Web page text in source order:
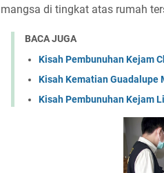
mangsa di tingkat atas rumah
BACA JUGA
Kisah Pembunuhan Kejam
Kisah Kematian Guadalupe
Kisah Pembunuhan Kejam